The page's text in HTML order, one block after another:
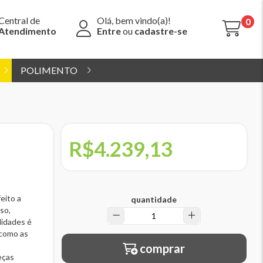
de
Olá, bem vindo(a)!
Entreou cadastre-se
0
POLIMENTO
a
é
as
R$4.239,13
quantidade
comprar